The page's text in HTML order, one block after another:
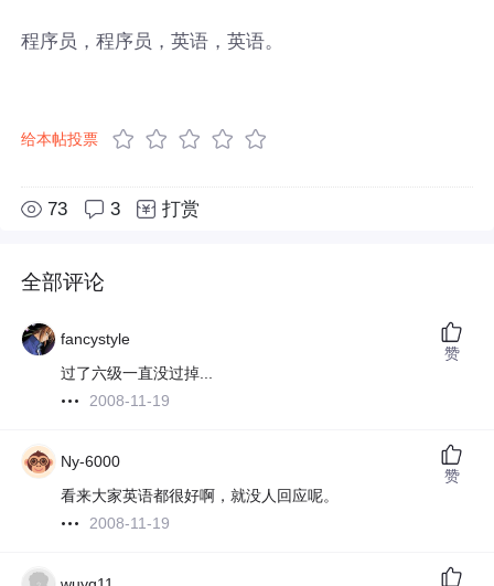
程序员，程序员，英语，英语。
给本帖投票
73 3 打赏
全部评论
fancystyle
过了六级一直没过掉...
2008-11-19
赞
Ny-6000
看来大家英语都很好啊，就没人回应呢。
2008-11-19
赞